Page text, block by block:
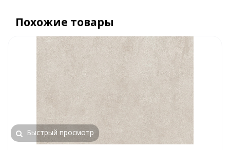
Похожие товары
Быстрый просмотр